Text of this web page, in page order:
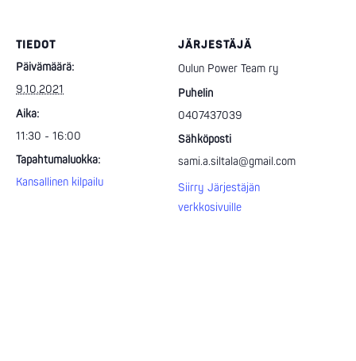
TIEDOT
Päivämäärä:
9.10.2021
Aika:
11:30 - 16:00
Tapahtumaluokka:
Kansallinen kilpailu
JÄRJESTÄJÄ
Oulun Power Team ry
Puhelin
0407437039
Sähköposti
sami.a.siltala@gmail.com
Siirry Järjestäjän
verkkosivuille